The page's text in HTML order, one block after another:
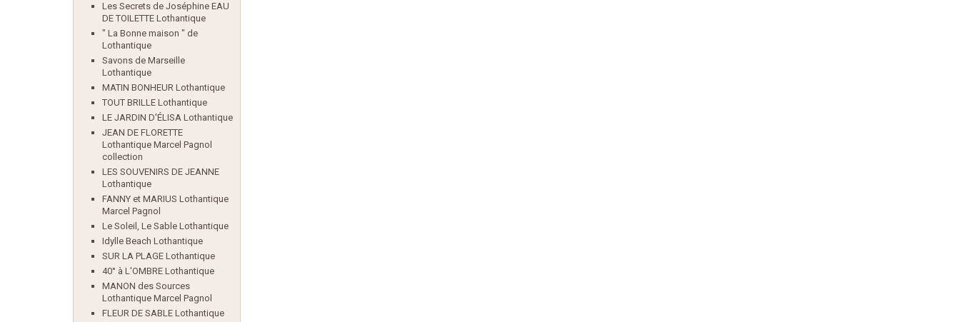
Les Secrets de Joséphine EAU
DE TOILETTE Lothantique
" La Bonne maison " de
Lothantique
Savons de Marseille
Lothantique
MATIN BONHEUR Lothantique
TOUT BRILLE Lothantique
LE JARDIN D'ÉLISA Lothantique
JEAN DE FLORETTE
Lothantique Marcel Pagnol
collection
LES SOUVENIRS DE JEANNE
Lothantique
FANNY et MARIUS Lothantique
Marcel Pagnol
Le Soleil, Le Sable Lothantique
Idylle Beach Lothantique
SUR LA PLAGE Lothantique
40° à L'OMBRE Lothantique
MANON des Sources
Lothantique Marcel Pagnol
FLEUR DE SABLE Lothantique